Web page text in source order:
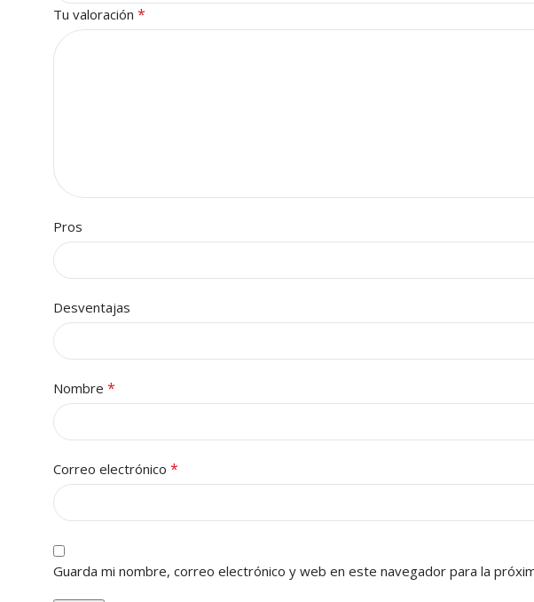
Tu valoración *
Pros
Desventajas
Nombre *
Correo electrónico *
Guarda mi nombre, correo electrónico y web en este navegador para la